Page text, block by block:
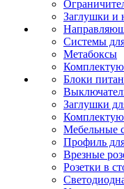
Заглушки и
Системы
Метабоксы
Блоки
Заглушки
Мебельные
Профиль
Врезные
Розетки в